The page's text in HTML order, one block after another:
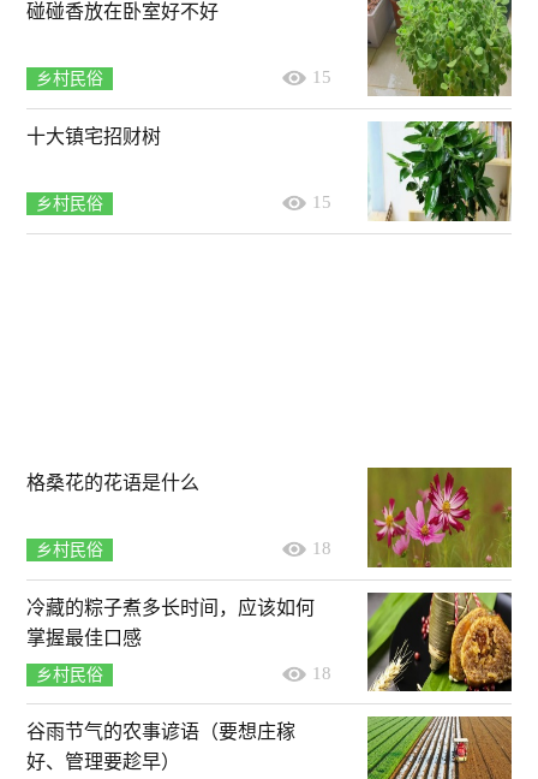
碰碰香放在卧室好不好
乡村民俗 15
十大镇宅招财树
乡村民俗 15
格桑花的花语是什么
乡村民俗 18
冷藏的粽子煮多长时间，应该如何
掌握最佳口感
乡村民俗 18
谷雨节气的农事谚语（要想庄稼
好、管理要趁早）